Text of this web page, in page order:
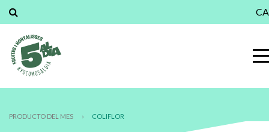
CA
PRODUCTO DEL MES › COLIFLOR